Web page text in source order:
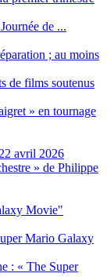
de ...
; au moins
de films soutenus
» en tournage
avril 2026
» de Philippe
Movie"
Mario Galaxy
: « The Super